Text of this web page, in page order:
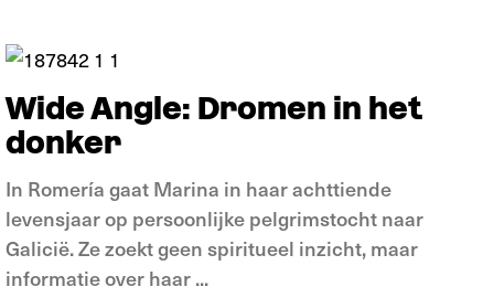
Wide Angle: Dromen in het
donker
In Romería gaat Marina in haar achttiende
levensjaar op persoonlijke pelgrimstocht naar
Galicië. Ze zoekt geen spiritueel inzicht, maar
informatie over haar ...